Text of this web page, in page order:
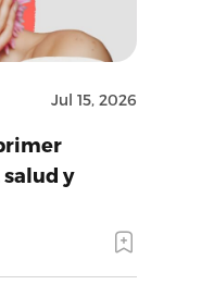
Jul 15, 2026
y